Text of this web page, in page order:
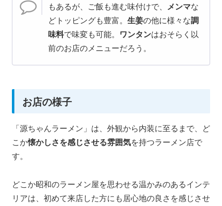
もあるが、ご飯も進む味付けで、 メンマな
どトッピングも豊富。 生姜の他に様々な調
味料で味変も可能。 ワンタンはおそらく以
前のお店のメニューだろう。
お店の様子
「源ちゃんラーメン」は、外観から内装に至るまで、ど
こか懐かしさを感じさせる雰囲気を持つラーメン店で
す。
どこか昭和のラーメン屋を思わせる温かみのあるインテ
リアは、初めて来店した方にも居心地の良さを感じさせ